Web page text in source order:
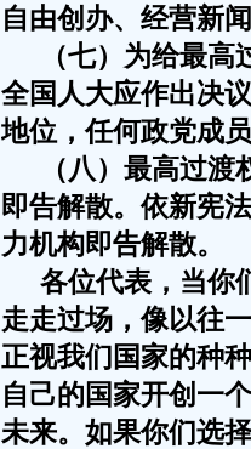
自由创办、经营新
（七）为给最
全国人大应作出决
地位，任何政党成
（八）最高过
即告解散。依新宪
力机构即告解散。
各位代表，当你
走走过场，像以往
正视我们国家的种
自己的国家开创一
未来。如果你们选